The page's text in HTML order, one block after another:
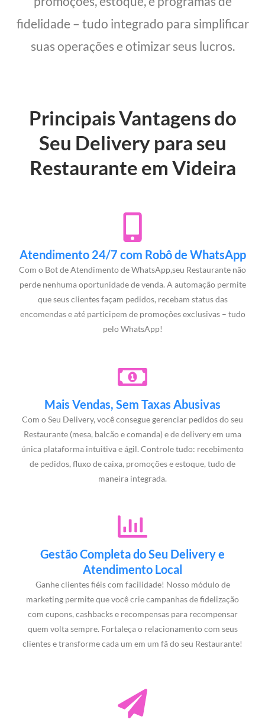
fidelidade – tudo integrado para simplificar
suas operações e otimizar seus lucros.
Principais Vantagens do
Seu Delivery para seu
Restaurante em Videira
Atendimento 24/7 com Robô de WhatsApp
Com o Bot de Atendimento de WhatsApp,seu Restaurante não
perde nenhuma oportunidade de venda. A automação permite
que seus clientes façam pedidos, recebam status das
encomendas e até participem de promoções exclusivas – tudo
pelo WhatsApp!
Mais Vendas, Sem Taxas Abusivas
Com o Seu Delivery, você consegue gerenciar pedidos do seu
Restaurante (mesa, balcão e comanda) e de delivery em uma
única plataforma intuitiva e ágil. Controle tudo: recebimento
de pedidos, fluxo de caixa, promoções e estoque, tudo de
maneira integrada.
Gestão Completa do Seu Delivery e
Atendimento Local
Ganhe clientes fiéis com facilidade! Nosso módulo de
marketing permite que você crie campanhas de fidelização
com cupons, cashbacks e recompensas para recompensar
quem volta sempre. Fortaleça o relacionamento com seus
clientes e transforme cada um em um fã do seu Restaurante!